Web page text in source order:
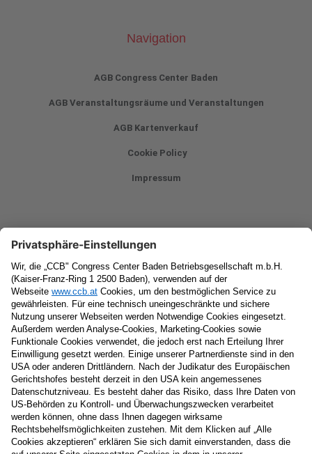
Navigation
AGB Congress Center Baden
AGB Veranstaltungsräume und Veranstaltungen
AGB Kartenverkauf
Cookie Policy
Impressum
Newsletter
Vorname
Nachname
E-Mail
Datenschutzerklärung
Ja , ich erlaube, dass meine personenbezogenen Daten, nämlich
Name undE-Mail-Adressefür personalisierte Zusendungen per E-
Mail, die Informationen über Events und das